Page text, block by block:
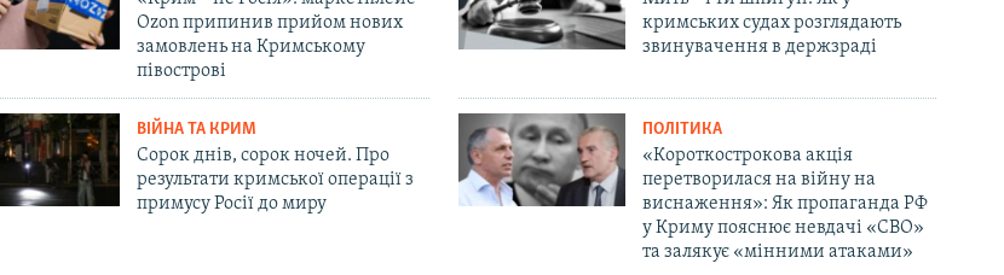
Ozon припинив прийом нових
замовлень на Кримському
півострові
кримських судах розглядають
звинувачення в держзраді
ВІЙНА ТА КРИМ
Сорок днів, сорок ночей. Про
результати кримської операції з
примусу Росії до миру
ПОЛІТИКА
«Короткострокова акція
перетворилася на війну на
виснаження»: Як пропаганда РФ
у Криму пояснює невдачі «СВО»
та залякує «мінними атаками»